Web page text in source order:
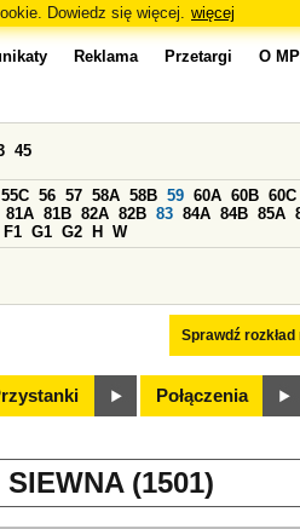
Dowiedz się więcej. więcej
Reklama Przetargi O
Sprawdź rozkład
45
55C 56 57 58A 58B 59 60A 60B 60C
81A 81B 82A 82B 83 84A 84B 85A
F1 G1 G2 H W
Połączenia
(1501)